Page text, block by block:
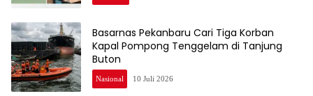
Basarnas Pekanbaru Cari Tiga Korban
Kapal Pompong Tenggelam di Tanjung
Buton
Nasional 10 Juli 2026